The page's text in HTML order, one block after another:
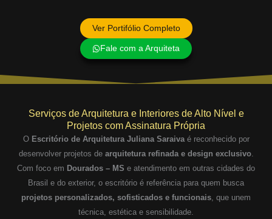
Ver Portifólio Completo
Fale com a Arquiteta
Serviços de Arquitetura e Interiores de Alto Nível e
Projetos com Assinatura Própria
O Escritório de Arquitetura Juliana Saraivaé reconhecido por
desenvolver projetos de arquitetura refinada e design exclusivo.
Com foco em Dourados – MS e atendimento em outras cidades do
Brasil e do exterior, o escritório é referência para quem busca
projetos personalizados, sofisticados e funcionais , que unem
técnica, estética e sensibilidade.